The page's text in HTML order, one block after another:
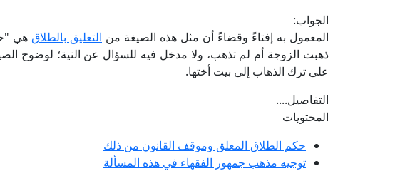
الجواب:
المعمول به إفتاءً وقضاءً أن مثل هذه الصيغة من التعليق بالطلاق هي
ذهبت الزوجة أم لم تذهب، ولا مدخل فيه للسؤال عن النية؛ لوضوح
على ترك الذهاب إلى بيت أختها.
التفاصيل....
المحتويات
حكم الطلاق المعلق وموقف القانون من ذلك
توجيه مذهب جمهور الفقهاء في هذه المسألة